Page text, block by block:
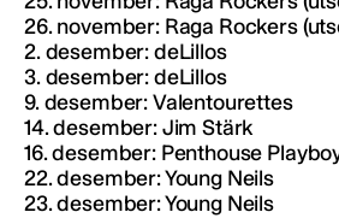
26. november: Raga Rockers
2. desember: deLillos
3. desember: deLillos
9. desember: Valentourettes
14. desember: Jim Stärk
16. desember: Penthouse
22. desember: Young Neils
23. desember: Young Neils